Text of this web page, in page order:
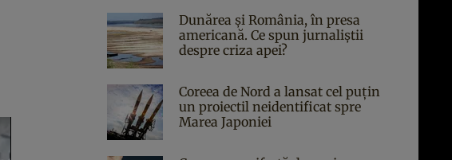
Dunărea și România, în presa
americană. Ce spun jurnaliștii
despre criza apei?
Coreea de Nord a lansat cel puțin
un proiectil neidentificat spre
Marea Japoniei